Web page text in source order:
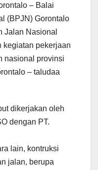
– Balai
(BPJN) Gorontalo
Jalan Nasional
kegiatan pekerjaan
nasional provinsi
– taludaa
dikerjakan oleh
dengan PT.
lain, kontruksi
jalan, berupa